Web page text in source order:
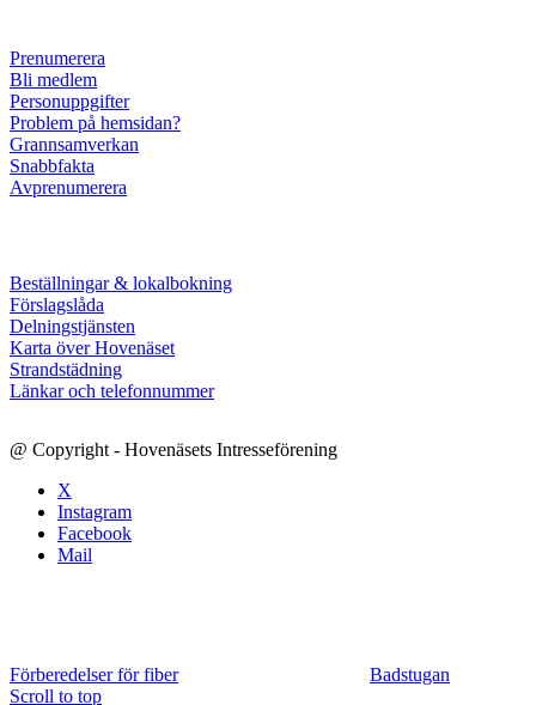
Prenumerera
Bli medlem
Personuppgifter
Problem på hemsidan?
Grannsamverkan
Snabbfakta
Avprenumerera
Beställningar & lokalbokning
Förslagslåda
Delningstjänsten
Karta över Hovenäset
Strandstädning
Länkar och telefonnummer
@ Copyright - Hovenäsets Intresseförening
X
Instagram
Facebook
Mail
Förberedelser för fiber
Badstugan
Scroll to top